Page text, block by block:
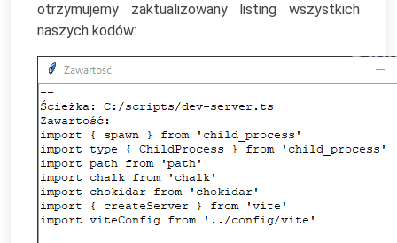
otrzymujemy zaktualizowany listing wszystkich
naszych kodów: